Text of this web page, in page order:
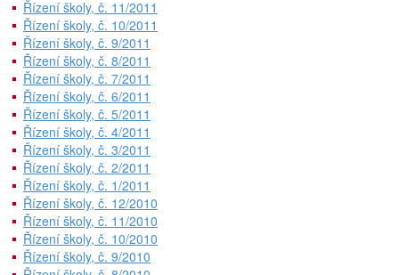
Řízení školy, č. 11/2011
Řízení školy, č. 10/2011
Řízení školy, č. 9/2011
Řízení školy, č. 8/2011
Řízení školy, č. 7/2011
Řízení školy, č. 6/2011
Řízení školy, č. 5/2011
Řízení školy, č. 4/2011
Řízení školy, č. 3/2011
Řízení školy, č. 2/2011
Řízení školy, č. 1/2011
Řízení školy, č. 12/2010
Řízení školy, č. 11/2010
Řízení školy, č. 10/2010
Řízení školy, č. 9/2010